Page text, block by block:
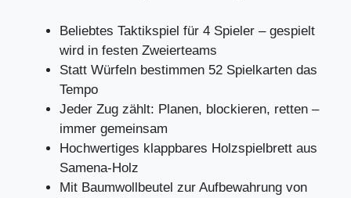
Beliebtes Taktikspiel für 4 Spieler – gespielt
wird in festen Zweierteams
Statt Würfeln bestimmen 52 Spielkarten das
Tempo
Jeder Zug zählt: Planen, blockieren, retten –
immer gemeinsam
Hochwertiges klappbares Holzspielbrett aus
Samena-Holz
Mit Baumwollbeutel zur Aufbewahrung von